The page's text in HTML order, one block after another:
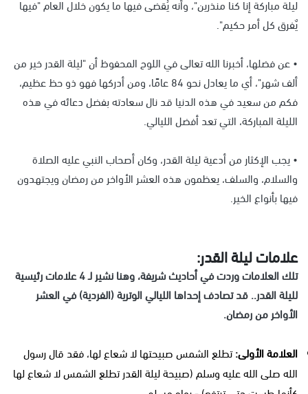
ليلة مباركة إنا كنا منذرين"، وأنه يُقضى فيها ما يكون خلال العام "فيها
يٌفرق كل أمر حكيم".
•عن فضلها، أخبرنا الله تعالى في اللوح المحفوظ أن "ليلة القدر خير من
ألف شهر"، أي ما يعادل نحو 84 عامًا، ومن أدركها فهو ذو حظ عظيم،
فكم من سعيد في هذه الدنيا قد نال سعادته بفضل دعائه في هذه
الليلة المباركة، التي تعد أفضل الليالي.
•يجب الإكثار من أدعية ليلة القدر، وكان أصحاب النبي عليه الصلاة
والسلام، والسلف، يعظمون هذه العشر الأواخر من رمضان ويجتهدون
فيها بأنواع الخير.
علامات ليلة القدر:
تلك العلامات وردت في أحاديث شريفة، وهنا نشير لـ 4 علامات رئيسية
لليلة القدر.. قد تصادف إحداها الليالي الوترية (الفردية) في العشر
الأواخر من رمضان.
العلامة الأولى:تطلع الشمس صبيحتها لا شعاع لها، فقد قال رسول
الله صلى الله عليه وسلم (صبيحة ليلة القدر تطلع الشمس لا شعاع لها